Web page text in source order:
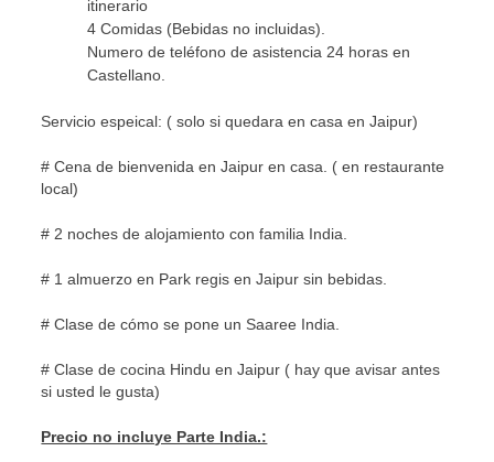
itinerario
4 Comidas (Bebidas no incluidas).
Numero de teléfono de asistencia 24 horas en
Castellano.
Servicio espeical: ( solo si quedara en casa en Jaipur)
# Cena de bienvenida en Jaipur en casa. ( en restaurante
local)
# 2 noches de alojamiento con familia India.
# 1 almuerzo en Park regis en Jaipur sin bebidas.
# Clase de cómo se pone un Saaree India.
# Clase de cocina Hindu en Jaipur ( hay que avisar antes
si usted le gusta)
Precio no incluye Parte India.: